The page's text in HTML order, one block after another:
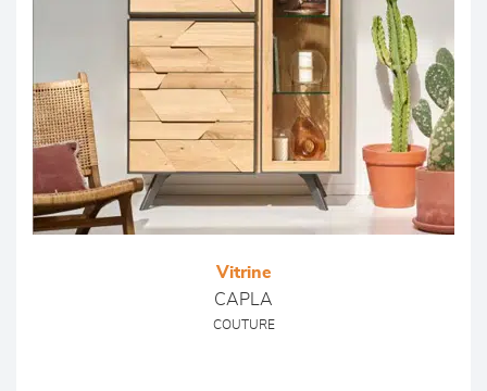
Vitrine
CAPLA
COUTURE